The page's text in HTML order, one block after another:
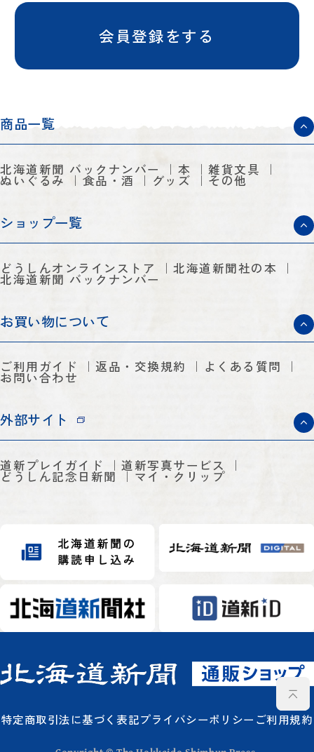
会員登録をする
商品一覧
北海道新聞 バックナンバー 本 雑貨文具
ぬいぐるみ 食品・酒 グッズ その他
ショップ一覧
どうしんオンラインストア 北海道新聞社の本
北海道新聞 バックナンバー
お買い物について
ご利用ガイド 返品・交換規約 よくある質問
お問い合わせ
外部サイト
道新プレイガイド 道新写真サービス
どうしん記念日新聞 マイ・クリップ
特定商取引法に基づく表記プライバシーポリシー ご利用規約